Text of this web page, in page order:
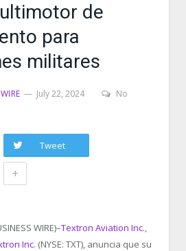
de
para
militares
July 22, 2024
No
Tweet
+
WIRE)–Textron Aviation Inc.,
Inc. (NYSE: TXT), anuncia que su